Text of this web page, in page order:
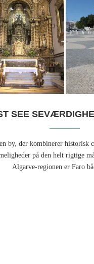
SEE
by, der kombinerer historisk
på den helt rigtige
Algarve-regionen er Faro